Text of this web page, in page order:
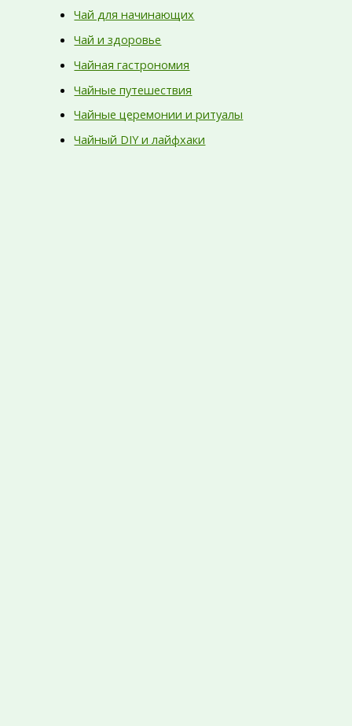
Чай для начинающих
Чай и здоровье
Чайная гастрономия
Чайные путешествия
Чайные церемонии и ритуалы
Чайный DIY и лайфхаки